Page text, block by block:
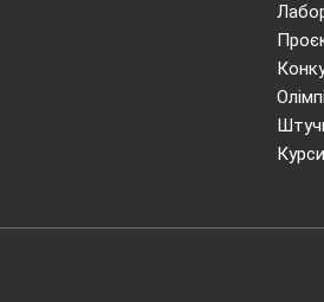
у ссавців?
у ссавців?
того чи іншого
у житті